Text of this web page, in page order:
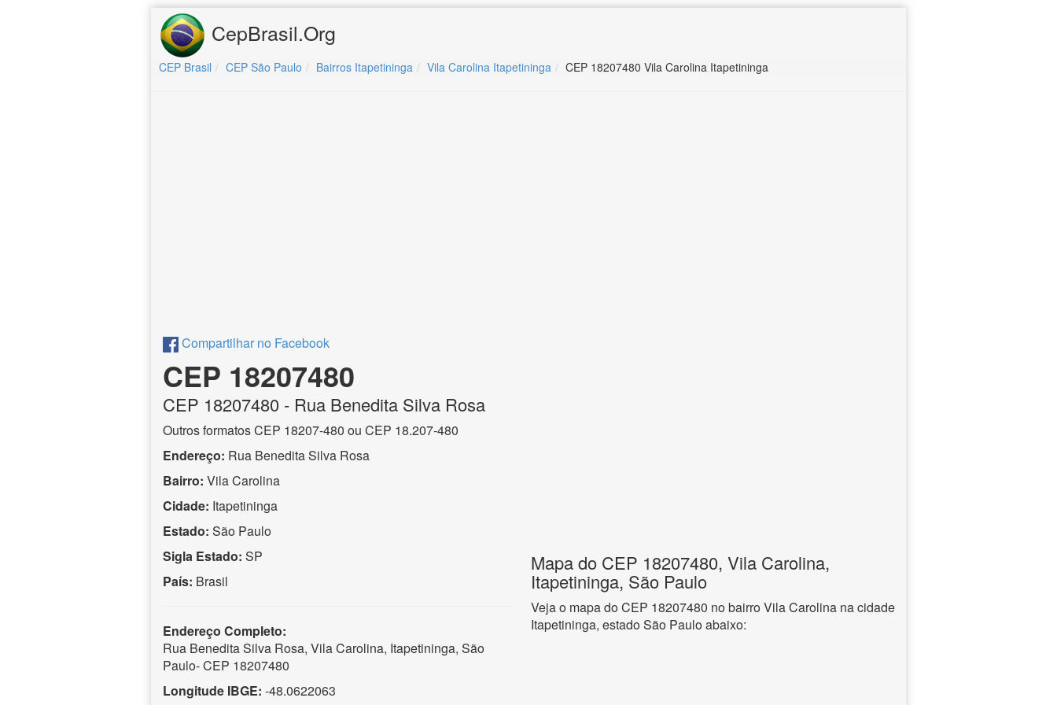
CepBrasil.Org
CEP Brasil CEP São Paulo Bairros Itapetininga Vila Carolina Itapetininga CEP 18207480 Vila Carolina Itapetininga
Compartilhar no Facebook
CEP 18207480
CEP 18207480 - Rua Benedita Silva Rosa
Outros formatos CEP 18207-480 ou CEP 18.207-480
Endereço: Rua Benedita Silva Rosa
Bairro: Vila Carolina
Cidade: Itapetininga
Estado: São Paulo
Sigla Estado: SP
País: Brasil
Endereço Completo:
Rua Benedita Silva Rosa, Vila Carolina, Itapetininga, São
Paulo- CEP 18207480
Longitude IBGE: -48.0622063
Mapa do CEP 18207480, Vila Carolina,
Itapetininga, São Paulo
Veja o mapa do CEP 18207480 no bairro Vila Carolina na cidade
Itapetininga, estado São Paulo abaixo: